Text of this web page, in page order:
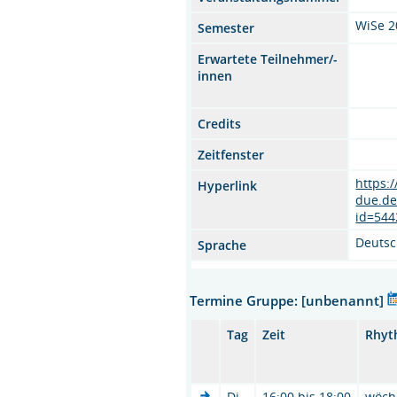
Semester
WiSe
Erwartete Teilnehmer/-
innen
Credits
Zeitfenster
Hyperlink
Sprache
Termine Gruppe: [unbenannt]
Tag Zeit